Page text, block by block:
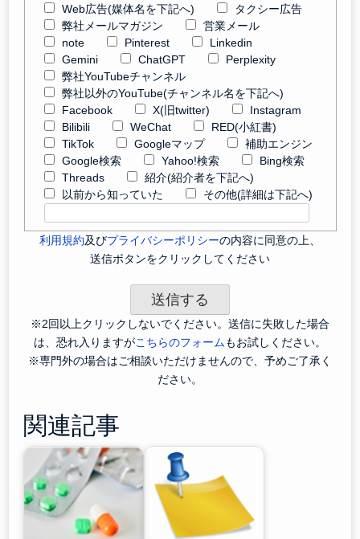
Web広告(媒体名を下記へ)
タクシー広告
弊社メールマガジン
営業メール
note
Pinterest
Linkedin
Gemini
ChatGPT
Perplexity
弊社YouTubeチャンネル
弊社以外のYouTube(チャンネル名を下記へ)
Facebook
X(旧twitter)
Instagram
Bilibili
WeChat
RED(小紅書)
TikTok
Googleマップ
補助エンジン
Google検索
Yahoo!検索
Bing検索
Threads
紹介(紹介者を下記へ)
以前から知っていた
その他(詳細は下記へ)
利用規約及びプライバシーポリシーの内容に同意の上、
送信ボタンをクリックしてください
※2回以上クリックしないでください。送信に失敗した場合
は、恐れ入りますがこちらのフォームもお試しください。
※専門外の場合はご相談いただけませんので、予めご了承く
ださい。
関連記事